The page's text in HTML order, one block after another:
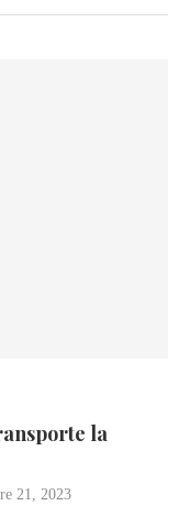
la
21, 2023